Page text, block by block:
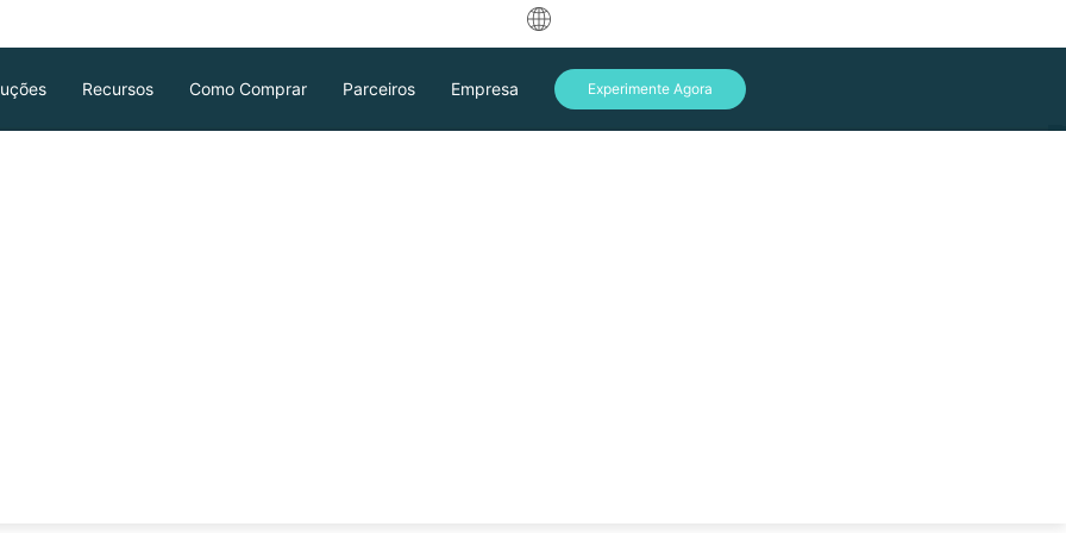
中文
English
Recursos Como Comprar Parceiros Empresa Experimente Agora
a arte de clonar instâncias EC2
instâncias em diferentes regiões,